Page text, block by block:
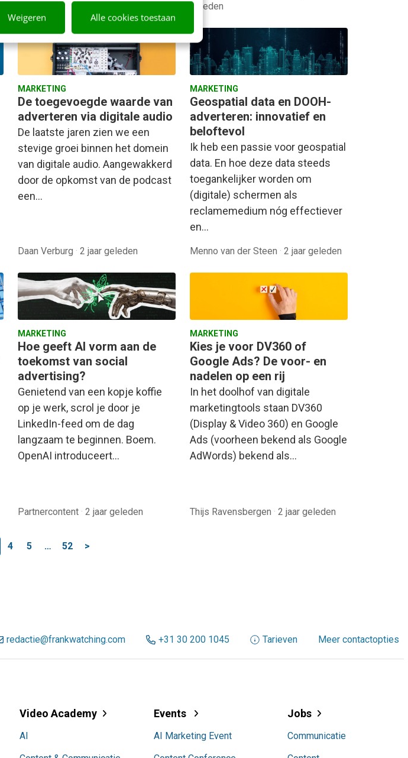
Weigeren Alle cookies toestaan
Jasper Kruiswijk
geleden
MARKETING
De toegevoegde waarde van
adverteren via digitale audio
De laatste jaren zien we een
stevige groei binnen het domein
van digitale audio. Aangewakkerd
door de opkomst van de podcast
een…
Daan Verburg · 2 jaar geleden
MARKETING
Geospatial data en DOOH-
adverteren: innovatief en
beloftevol
Ik heb een passie voor geospatial
data. En hoe deze data steeds
toegankelijker worden om
(digitale) schermen als
reclamemedium nóg effectiever
en…
Menno van der Steen · 2 jaar geleden
MARKETING
Hoe geeft AI vorm aan de
toekomst van social
advertising?
Genietend van een kopje koffie
op je werk, scrol je door je
LinkedIn-feed om de dag
langzaam te beginnen. Boem.
OpenAI introduceert…
Partnercontent · 2 jaar geleden
MARKETING
Kies je voor DV360 of
Google Ads? De voor- en
nadelen op een rij
In het doolhof van digitale
marketingtools staan DV360
(Display & Video 360) en Google
Ads (voorheen bekend als Google
AdWords) bekend als…
Thijs Ravensbergen · 2 jaar geleden
4 5 … 52 >
redactie@frankwatching.com +31 30 200 1045 Tarieven Meer contactopties
Video Academy
AI
Events
AI Marketing Event
Jobs
Communicatie